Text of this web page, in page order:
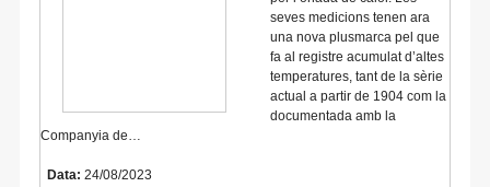
seves medicions tenen ara
una nova plusmarca pel que
fa al registre acumulat d’altes
temperatures, tant de la sèrie
actual a partir de 1904 com la
documentada amb la
Companyia de…
Data: 24/08/2023